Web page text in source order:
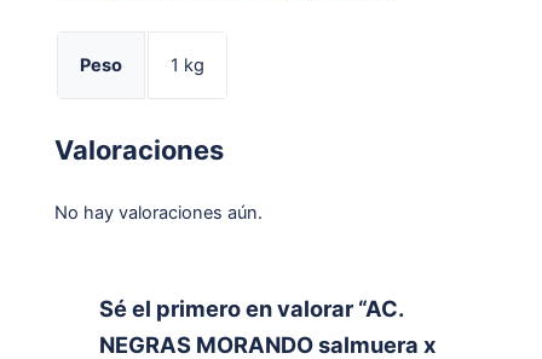
Peso 1 kg
Valoraciones
No hay valoraciones aún.
Sé el primero en valorar “AC.
NEGRAS MORANDO salmuera x